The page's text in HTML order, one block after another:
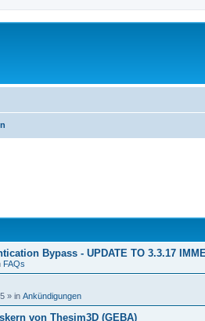
Bypass - UPDATE TO 3.3.17
FAQs
» in Ankündigungen
von Thesim3D (GEBA)